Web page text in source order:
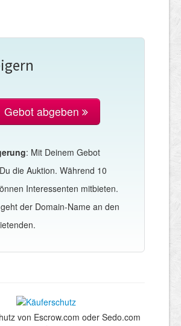
Gebot abgeben
: Mit Deinem Gebot
die Auktion. Während 10
Interessenten mitbieten.
der Domain-Name an den
von Escrow.com oder Sedo.com